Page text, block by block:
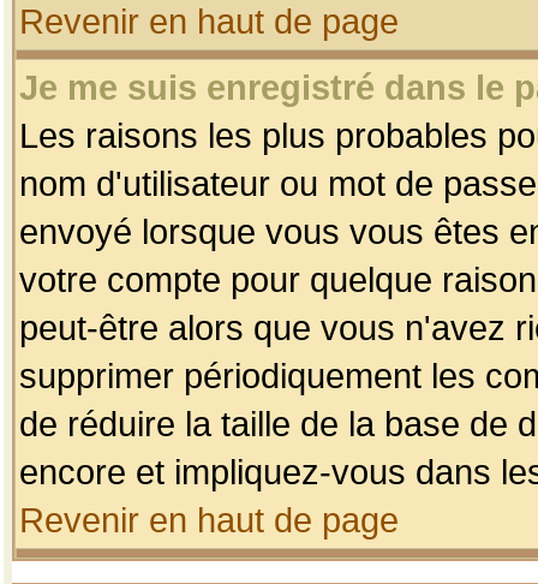
Revenir en haut de page
Je me suis enregistré dans le
Les raisons les plus probables
nom d'utilisateur ou mot de
envoyé lorsque vous vous êtes
votre compte pour quelque
peut-être alors que vous n'avez
supprimer périodiquement les
de réduire la taille de la base de
encore et impliquez-vous dans
Revenir en haut de page